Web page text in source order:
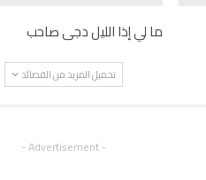
ما لي إذا الليل دجى صاحب
تحميل المزيد من القصائد
- Advertisement -